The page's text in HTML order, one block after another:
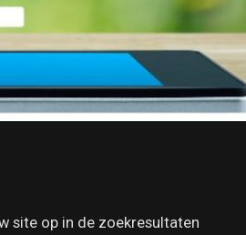
site op in de zoekresultaten